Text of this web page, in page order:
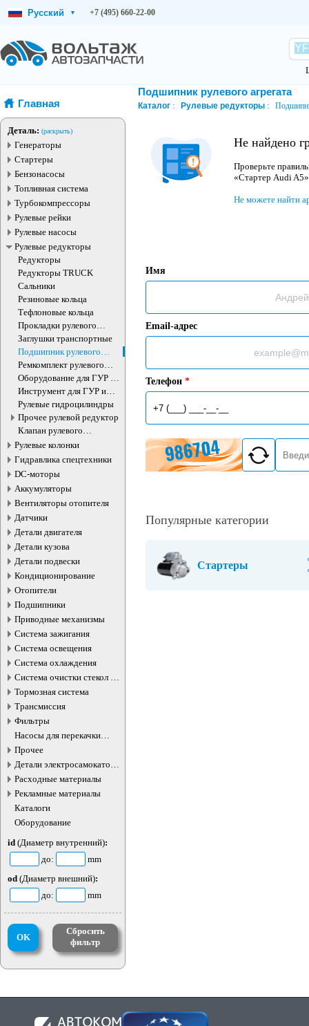
Русский ▾ +7 (495) 660-22-00
Главная
Деталь: (раскрыть)
Генераторы
Стартеры
Бензонасосы
Топливная система
Турбокомпрессоры
Рулевые рейки
Рулевые насосы
Рулевые редукторы
Редукторы
Редукторы TRUCK
Сальники
Резиновые кольца
Тефлоновые кольца
Прокладки рулевого
редуктора
Заглушки транспортные
Подшипник рулевого
агрегата
Ремкомплект рулевого
редуктора
Оборудование для ГУР и
ЭУР
Инструмент для ГУР и
ЭУР
Рулевые гидроцилиндры
Прочее рулевой редуктор
Клапан рулевого
гидроцилиндра
Рулевые колонки
Гидравлика спецтехники
DC-моторы
Аккумуляторы
Вентиляторы отопителя
Датчики
Детали двигателя
Детали кузова
Детали подвески
Кондиционирование
Отопители
Подшипники
Приводные механизмы
Система зажигания
Система освещения
Система охлаждения
Система очистки стекол и
фар
Тормозная система
Трансмиссия
Фильтры
Насосы для перекачки
жидкостей
Прочее
Детали электросамокатов и
электротранспорта
Расходные материалы
Рекламные материалы
Каталоги
Оборудование
id (Диаметр внутренний):
до:
mm
od (Диаметр внешний):
до:
mm
OK
Сбросить
фильтр
Подшипник рулевого агрегата
Каталог Рулевые редукторы
Не найдено
Проверьте
«Стартер Audi
Не можете найти
Имя
Email-адрес
Телефон *
Популярные категории
Стартеры